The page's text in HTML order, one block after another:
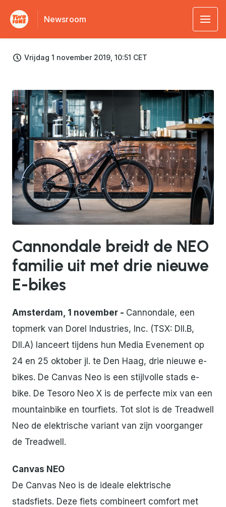
Newsroom
Vrijdag 1 november 2019, 10:51 CET
JPG
Cannondale breidt de NEO
familie uit met drie nieuwe
E-bikes
Amsterdam, 1 november - Cannondale, een
topmerk van Dorel Industries, Inc. (TSX: DII.B,
DII.A) lanceert tijdens hun Media Evenement op
24 en 25 oktober jl. te Den Haag, drie nieuwe e-
bikes. De Canvas Neo is een stijlvolle stads e-
bike. De Tesoro Neo X is de perfecte mix van een
mountainbike en tourfiets. Tot slot is de Treadwell
Neo de elektrische variant van zijn voorganger
de Treadwell.
Canvas NEO
De Canvas Neo is de ideale elektrische
stadsfiets. Deze fiets combineert comfort met